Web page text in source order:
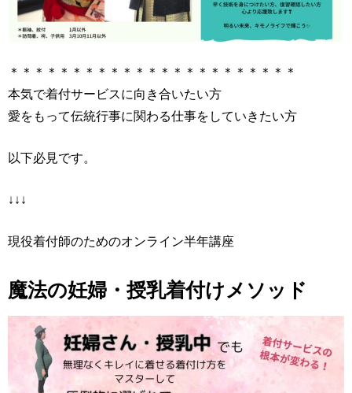
＊＊＊＊＊＊＊＊＊＊＊＊＊＊＊＊＊＊＊＊＊＊＊
本気で着付サービスに向き合いたい方
愛をもって伝統行事に関わる仕事をしていきたい方
以下必見です。
↓↓↓
現役着付師のためのオンライン半年講座
魔法の妊婦・授乳着付けメソッド